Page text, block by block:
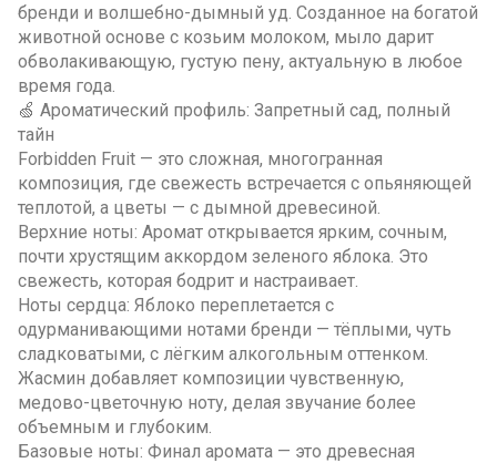
бренди и волшебно-дымный уд. Созданное на богатой
животной основе с козьим молоком, мыло дарит
обволакивающую, густую пену, актуальную в любое
время года.
🍏 Ароматический профиль: Запретный сад, полный
тайн
Forbidden Fruit — это сложная, многогранная
композиция, где свежесть встречается с опьяняющей
теплотой, а цветы — с дымной древесиной.
Верхние ноты: Аромат открывается ярким, сочным,
почти хрустящим аккордом зеленого яблока. Это
свежесть, которая бодрит и настраивает.
Ноты сердца: Яблоко переплетается с
одурманивающими нотами бренди — тёплыми, чуть
сладковатыми, с лёгким алкогольным оттенком.
Жасмин добавляет композиции чувственную,
медово-цветочную ноту, делая звучание более
объемным и глубоким.
Базовые ноты: Финал аромата — это древесная